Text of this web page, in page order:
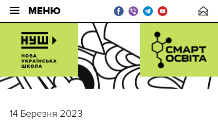
МЕНЮ
14 Березня 2023